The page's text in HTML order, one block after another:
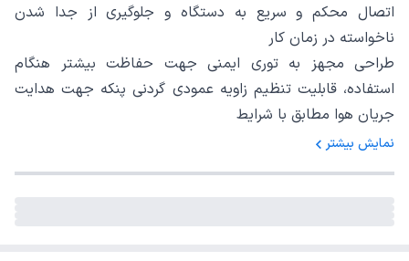
اتصال محکم و سریع به دستگاه و جلوگیری از جدا شدن
ناخواسته در زمان کار
طراحی مجهز به توری ایمنی جهت حفاظت بیشتر هنگام
استفاده، قابلیت تنظیم زاویه عمودی گردنی پنکه جهت هدایت
جریان هوا مطابق با شرایط
نمایش بیشتر